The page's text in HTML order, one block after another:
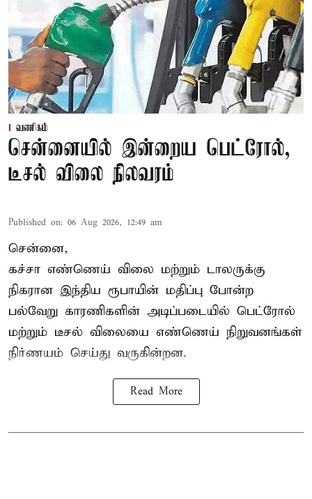
வணிகம்
சென்னையில் இன்றைய பெட்ரோல்,
டீசல் விலை நிலவரம்
Published on: 06 Aug 2026, 12:49 am
சென்னை,
கச்சா எண்ணெய் விலை மற்றும் டாலருக்கு
நிகரான இந்திய ரூபாயின் மதிப்பு போன்ற
பல்வேறு காரணிகளின் அடிப்படையில் பெட்ரோல்
மற்றும் டீசல் விலையை எண்ணெய் நிறுவனங்கள்
நிர்ணயம் செய்து வருகின்றன.
Read More